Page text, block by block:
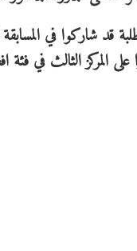
المركز الثالث في